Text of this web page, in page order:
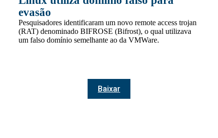
evasão
Pesquisadores identificaram um novo remote access trojan
(RAT) denominado BIFROSE (Bifrost), o qual utilizava
um falso domínio semelhante ao da VMWare.
Baixar